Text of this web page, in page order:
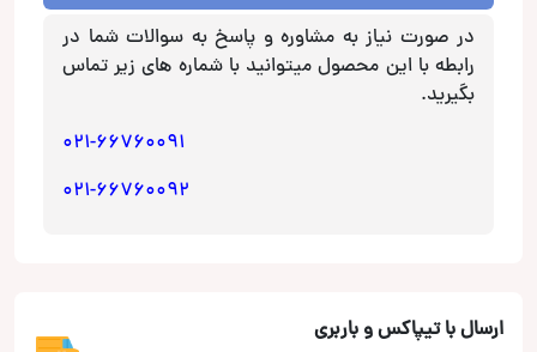
در صورت نیاز به مشاوره و پاسخ به سوالات شما در
رابطه با این محصول میتوانید با شماره های زیر تماس
بگیرید.
021-66760091
021-66760092
ارسال با تیپاکس و باربری